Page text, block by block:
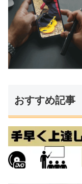
おすすめ記事